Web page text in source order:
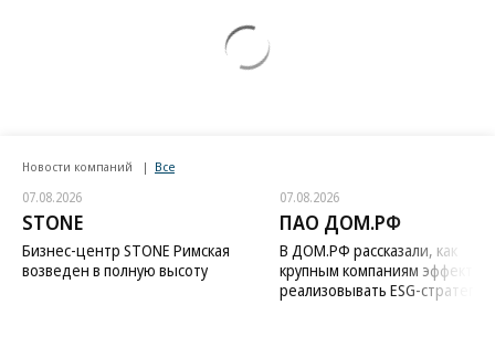
Новости компаний Все
07.08.2026
STONE
Бизнес-центр STONE Римская
возведен в полную высоту
07.08.2026
ПАО ДОМ.РФ
В ДОМ.РФ рассказали, как
крупным компаниям
реализовывать ESG-стратегию